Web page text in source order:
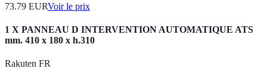
73.79 EURVoir le prix
1 X PANNEAU D INTERVENTION AUTOMATIQUE ATS
mm. 410 x 180 x h.310
Rakuten FR